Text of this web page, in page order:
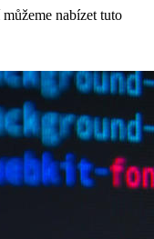
nabízet tuto